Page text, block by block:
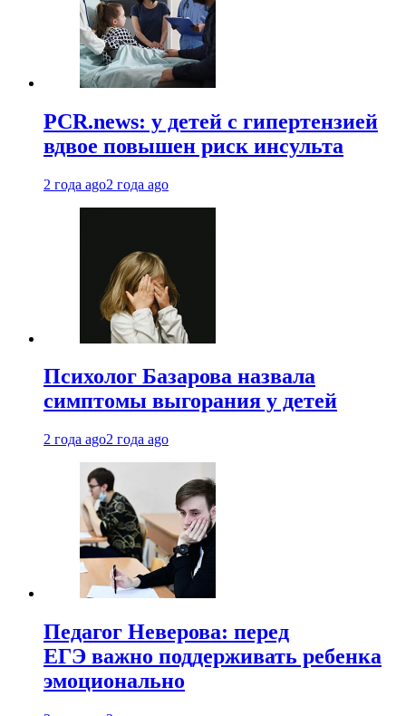
PCR.news: у детей с гипертензией
вдвое повышен риск инсульта
2 года ago2 года ago
Психолог Базарова назвала
симптомы выгорания у детей
2 года ago2 года ago
Педагог Неверова: перед
ЕГЭ важно поддерживать ребенка
эмоционально